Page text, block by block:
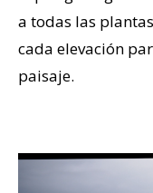
a todas las
cada elevación
paisaje.